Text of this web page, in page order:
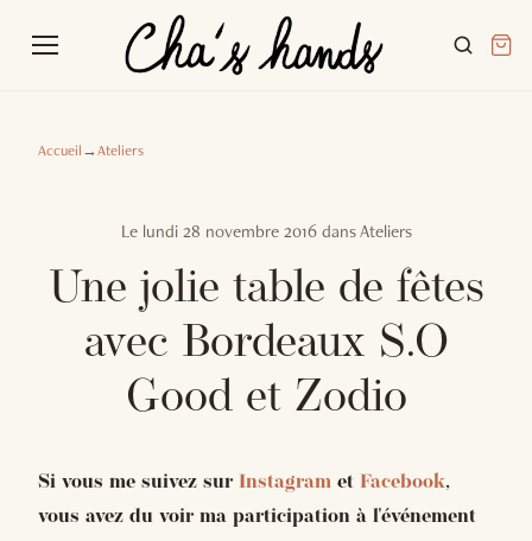
Accueil→Ateliers
Le lundi 28 novembre 2016dansAteliers
Une jolie table de fêtes
avec Bordeaux S.O
Good et Zodio
Si vous me suivez sur Instagram et Facebook,
vous avez du voir ma participation à l'événement